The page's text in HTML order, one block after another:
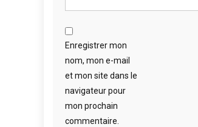
Enregistrer mon
nom, mon e-mail
et mon site dans le
navigateur pour
mon prochain
commentaire.